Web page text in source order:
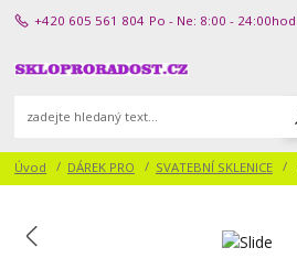
+420 605 561 804 Po - Ne: 8:00 - 24:00hod.
Úvod DÁREK PRO SVATEBNÍ SKLENICE